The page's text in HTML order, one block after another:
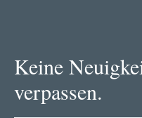
Keine
verpassen.